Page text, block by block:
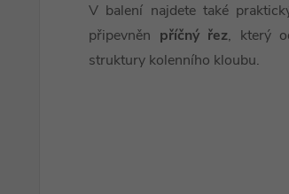
V balení najdete také
připevněn příčný řez, který
struktury kolenního kloubu.